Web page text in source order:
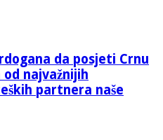
da posjeti Crnu
od najvažnijih
partnera naše